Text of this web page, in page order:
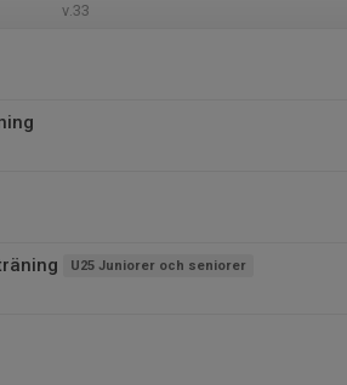
v.33
U25 Juniorer och seniorer